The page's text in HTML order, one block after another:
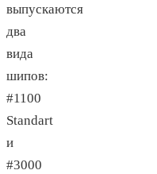
выпускаются
два
вида
шипов:
#1100
Standart
и
#3000